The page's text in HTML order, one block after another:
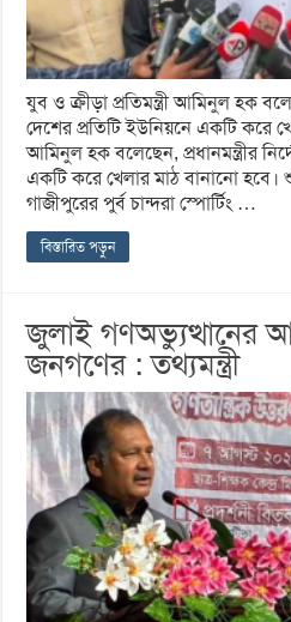
যুব ও ক্রীড়া প্রতিমন্ত্রী আমিনুল হক
দেশের প্রতিটি ইউনিয়নে একটি করে
আমিনুল হক বলেছেন, প্রধানমন্ত্রীর
একটি করে খেলার মাঠ বানানো
গাজীপুরের পুর্ব চান্দরা স্পোর্টিং …
বিস্তারিত পড়ুন
জুলাই গণঅভ্যুত্থানের
জনগণের : তথ্যমন্ত্রী